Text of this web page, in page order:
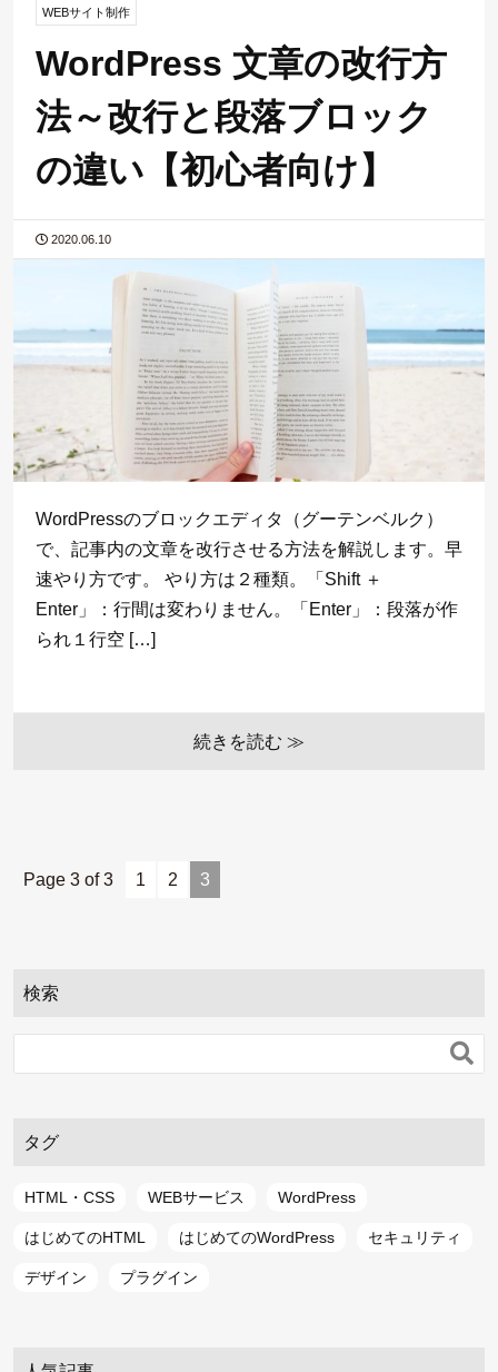
WEBサイト制作
WordPress 文章の改行方
法～改行と段落ブロック
の違い【初心者向け】
2020.06.10
WordPressのブロックエディタ（グーテンベルク）
で、記事内の文章を改行させる方法を解説します。早
速やり方です。 やり方は２種類。「Shift ＋
Enter」：行間は変わりません。「Enter」：段落が作
られ１行空 […]
続きを読む ≫
Page 3 of 3 1 2 3
検索

タグ
HTML・CSS WEBサービス WordPress
はじめてのHTML はじめてのWordPress セキュリティ
デザイン プラグイン